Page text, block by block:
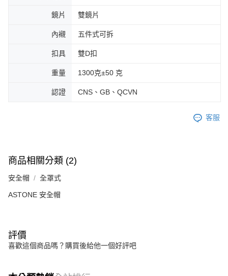
鏡片 雙鏡片
內襯 五件式可拆
扣具 雙D扣
重量 1300克±50 克
認證 CNS、GB、QCVN
客服
商品相關分類 (2)
安全帽 全罩式
ASTONE 安全帽
評價
喜歡這個商品嗎？購買後給他一個好評吧